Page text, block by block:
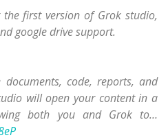
the first version of Grok studio,
google drive support.
code, reports, and
will open your content in a
both you and Grok to…